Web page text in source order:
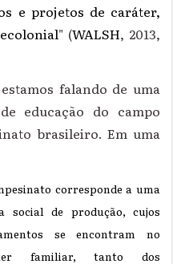
e projetos de caráter,
" (WALSH, 2013,
falando de uma
educação do campo
brasileiro. Em uma
corresponde a uma
social de produção, cujos
se encontram no
familiar, tanto dos